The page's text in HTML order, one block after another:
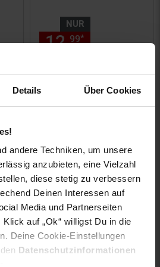
Details Über Cookies
andere Techniken, um unsere
anzubieten, eine Vielzahl
diese stetig zu verbessern
Deinen Interessen auf
Media und Partnerseiten
auf „Ok“ willigst Du in die
Deine Cookie-Einstellungen
Datenschutzinformationen
€ Sternchen
NUR
12,99*nur 12,
Die Maus
Adventskalender - Wer
weiß mehr?